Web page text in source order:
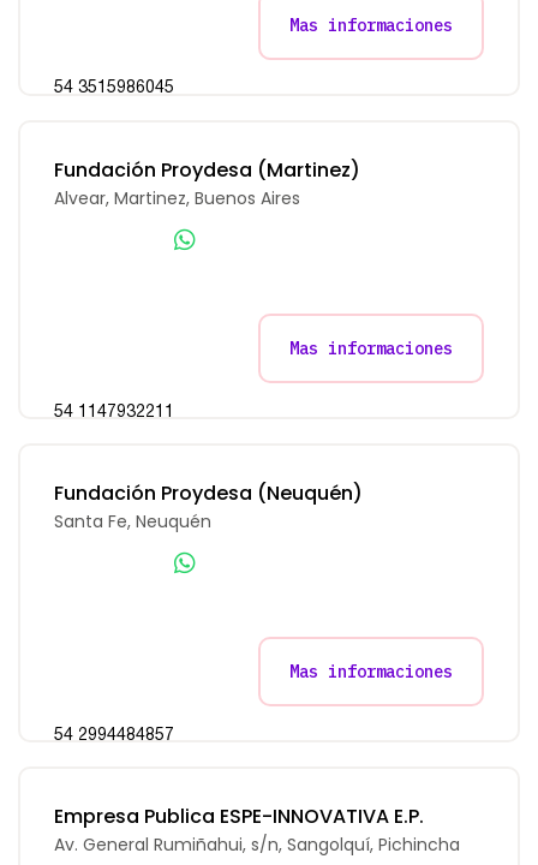
54 3515986045
Mas informaciones
Fundación Proydesa (Martinez)
Alvear, Martinez, Buenos Aires
54 1147932211
Mas informaciones
Fundación Proydesa (Neuquén)
Santa Fe, Neuquén
54 2994484857
Mas informaciones
Empresa Publica ESPE-INNOVATIVA E.P.
Av. General Rumiñahui, s/n, Sangolquí, Pichincha